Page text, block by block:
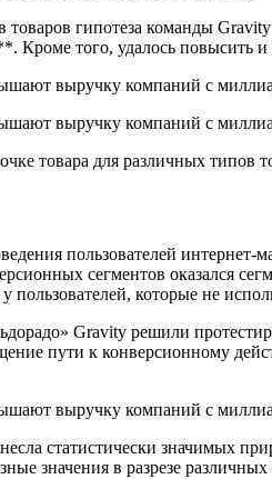
гипотеза команды
Кроме того, удалось повысить
товара для различных типов
пользователей
сегментов оказался
которые не
Gravity решили
пути к конверсионному
статистически значимых
значения в разрезе